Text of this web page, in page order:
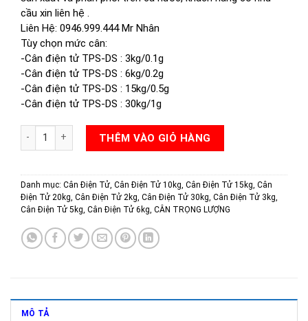
cầu xin liên hệ .
Liên Hệ: 0946.999.444 Mr Nhân
Tùy chọn mức cân:
-Cân điện tử TPS-DS : 3kg/0.1g
-Cân điện tử TPS-DS : 6kg/0.2g
-Cân điện tử TPS-DS : 15kg/0.5g
-Cân điện tử TPS-DS : 30kg/1g
CÂN ĐIỆN TỬ TPS30DS 3KG 6KG 15KG 30KG số lượng
THÊM VÀO GIỎ HÀNG
Danh mục: Cân Điện Tử, Cân Điện Tử 10kg, Cân Điện Tử 15kg, Cân
Điện Tử 20kg, Cân Điện Tử 2kg, Cân Điện Tử 30kg, Cân Điện Tử 3kg,
Cân Điện Tử 5kg, Cân Điện Tử 6kg, CÂN TRỌNG LƯỢNG
MÔ TẢ